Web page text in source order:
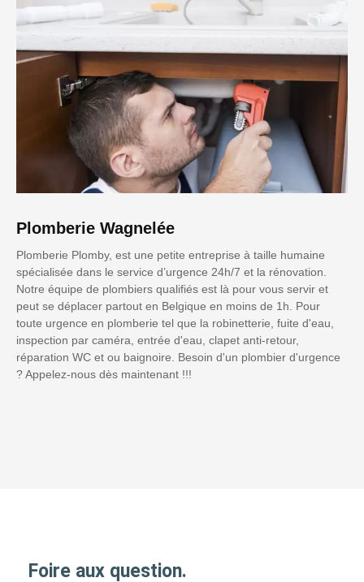
Plomberie Wagnelée
Plomberie Plomby, est une petite entreprise à taille humaine
spécialisée dans le service d’urgence 24h/7 et la rénovation.
Notre équipe de plombiers qualifiés est là pour vous servir et
peut se déplacer partout en Belgique en moins de 1h. Pour
toute urgence en plomberie tel que la robinetterie, fuite d'eau,
inspection par caméra, entrée d'eau, clapet anti-retour,
réparation WC et ou baignoire. Besoin d'un plombier d'urgence
? Appelez-nous dès maintenant !!!
Foire aux question.